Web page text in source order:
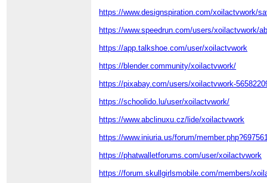
https://www.designspiration.com/xoilactvwork/
https://www.speedrun.com/users/xoilactvwork/
https://app.talkshoe.com/user/xoilactvwork
https://blender.community/xoilactvwork/
https://pixabay.com/users/xoilactvwork-
https://schoolido.lu/user/xoilactvwork/
https://www.abclinuxu.cz/lide/xoilactvwork
https://www.iniuria.us/forum/
https://phatwalletforums.com/user/xoilactvwork
https://forum.skullgirlsmobile.com/members/